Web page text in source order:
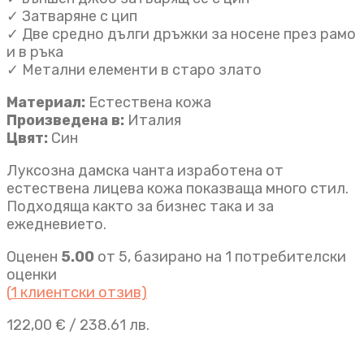
✓ Затваряне с цип
✓ Две средно дълги дръжки за носене през рамо
и в ръка
✓ Метални елементи в старо злато
Материал: Естествена кожа
Произведена в: Италия
Цвят: Син
Луксозна дамска чанта изработена от
естествена лицева кожа показваща много стил.
Подходяща както за бизнес така и за
ежедневието.
Оценен 5.00 от 5, базирано на 1 потребителски
оценки
(1 клиентски отзив)
122,00 € / 238.61 лв.